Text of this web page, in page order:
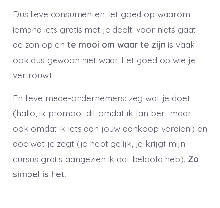
Dus lieve consumenten, let goed op waarom
iemand iets gratis met je deelt: voor niets gaat
de zon op en te mooi om waar te zijn is vaak
ook dus gewoon niet waar. Let goed op wie je
vertrouwt.
En lieve mede-ondernemers: zeg wat je doet
(hallo, ik promoot dit omdat ik fan ben, maar
ook omdat ik iets aan jouw aankoop verdien!) en
doe wat je zegt (je hebt gelijk, je krijgt mijn
cursus gratis aangezien ik dat beloofd heb). Zo
simpel is het.